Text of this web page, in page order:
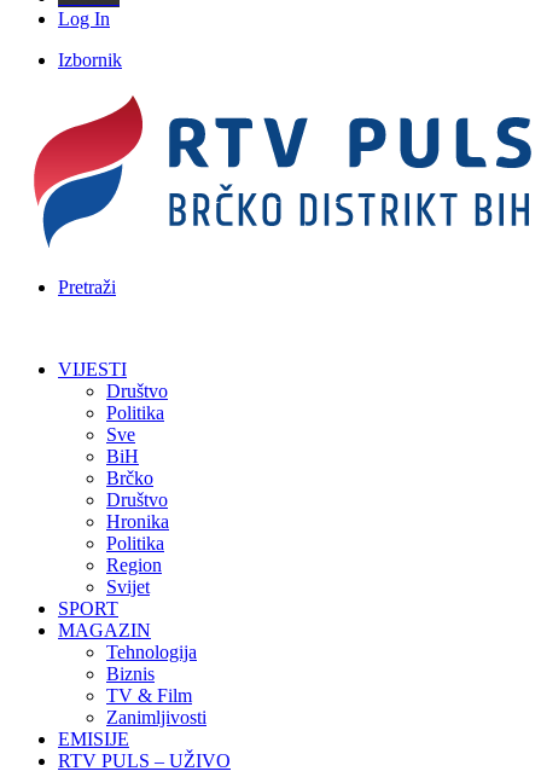
Log In
Izbornik
Pretraži
VIJESTI
Društvo
Politika
Sve
BiH
Brčko
Društvo
Hronika
Politika
Region
Svijet
SPORT
MAGAZIN
Tehnologija
Biznis
TV & Film
Zanimljivosti
EMISIJE
RTV PULS – UŽIVO